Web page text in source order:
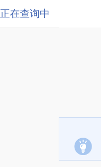
正在查询中